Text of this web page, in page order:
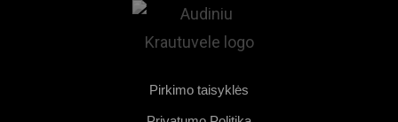
Pirkimo taisyklės